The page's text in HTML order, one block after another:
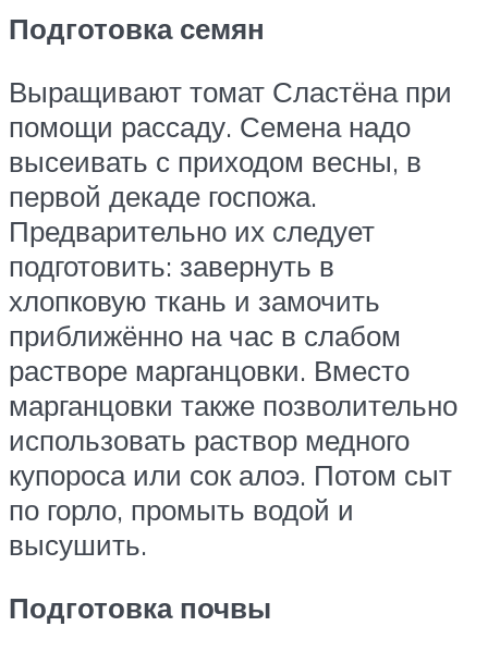
Подготовка семян
Выращивают томат Сластёна при
помощи рассаду. Семена надо
высеивать с приходом весны, в
первой декаде госпожа.
Предварительно их следует
подготовить: завернуть в
хлопковую ткань и замочить
приближённо на час в слабом
растворе марганцовки. Вместо
марганцовки также позволительно
использовать раствор медного
купороса или сок алоэ. Потом сыт
по горло, промыть водой и
высушить.
Подготовка почвы